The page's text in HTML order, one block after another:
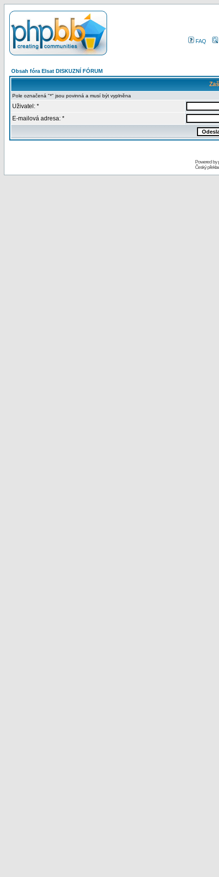
FAQ
Obsah fóra Elsat DISKUZNÍ FÓRUM
Pole označená "*" jsou povinná a musí být vyplněna
Uživatel: *
E-mailová adresa: *
Powered by
Český